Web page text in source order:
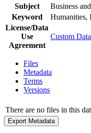
Subject
Business
Keyword
Humanities,
License/Data
Use
Agreement
Custom
Files
Metadata
Terms
Versions
There are no files in this
Export Metadata